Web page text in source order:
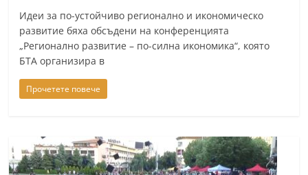
n
f
o
,
g
l
e
Идеи за по-устойчиво регионално и икономическо
развитие бяха обсъдени на конференцията
„Регионално развитие – по-силна икономика“, която
БТА организира в
Прочетете повече